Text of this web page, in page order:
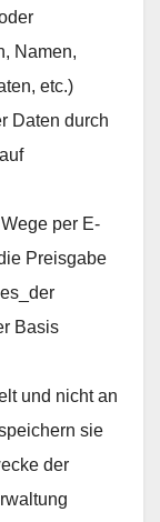
Namen,
etc.)
Daten durch
per E-
Preisgabe
Basis
und nicht an
sie
der